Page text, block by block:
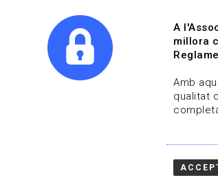
A
millora
Amb
qualitat